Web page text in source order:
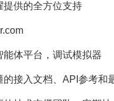
提供的全方位支持
能体平台，调试模拟器
的接入文档、API参考和